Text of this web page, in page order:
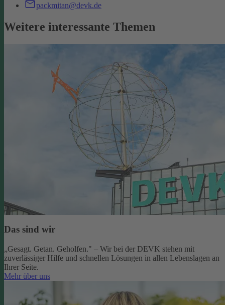
packmitan@devk.de
Weitere interessante Themen
Das sind wir
„Gesagt. Getan. Geholfen." – Wir bei der DEVK stehen mit
zuverlässiger Hilfe und schnellen Lösungen in allen Lebenslagen an
Ihrer Seite.
Mehr über uns